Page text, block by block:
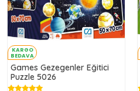
KARGO
BEDAVA
Games Gezegenler Eğitici
Puzzle 5026